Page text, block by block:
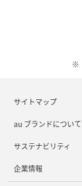
サイトマップ
au ブランドについて
サステナビリティ
企業情報